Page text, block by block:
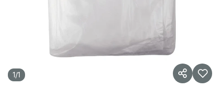
1/1